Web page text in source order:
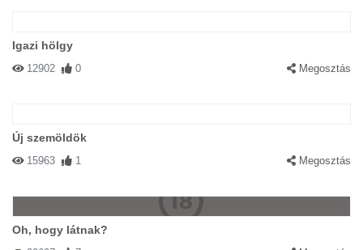
Igazi hölgy
12902 0 Megosztás
Új szemöldök
15963 1 Megosztás
Oh, hogy látnak?